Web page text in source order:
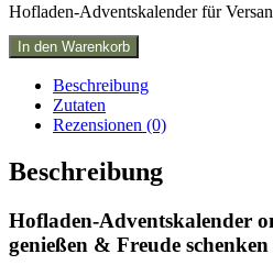
Hofladen-Adventskalender für
In den Warenkorb
Beschreibung
Zutaten
Rezensionen (0)
Beschreibung
Hofladen-Adventskalender
genießen & Freude schenken